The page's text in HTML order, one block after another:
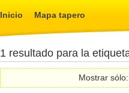
Inicio Mapa tapero
1 resultado para la
Mostrar sólo: